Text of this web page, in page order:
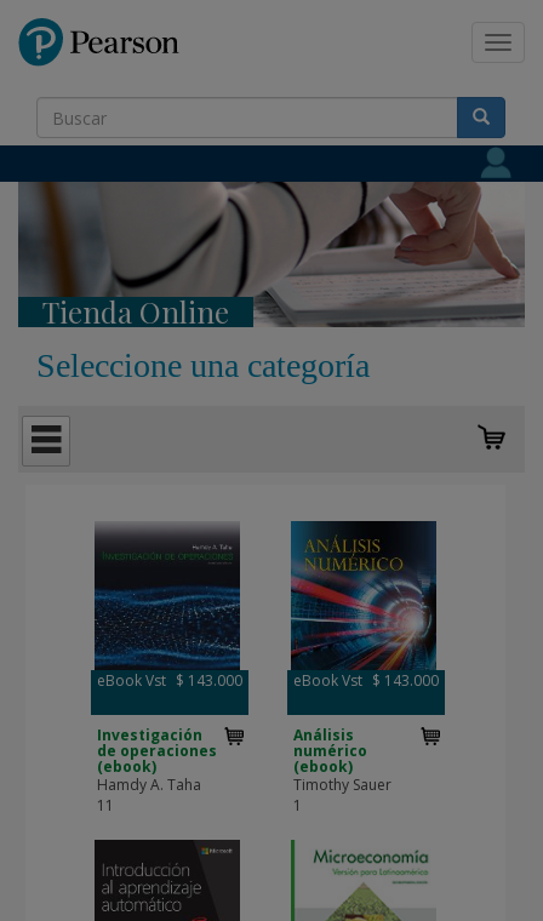
Tienda Online
Seleccione una categoría
eBook Vst $ 143.000
Investigación
de operaciones
(ebook)
Hamdy A. Taha
11
eBook Vst $ 143.000
Análisis
numérico
(ebook)
Timothy Sauer
1